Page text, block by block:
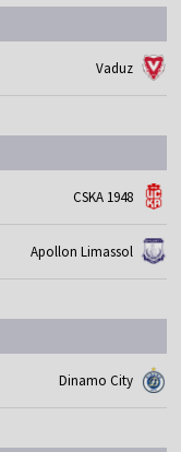
Vaduz
CSKA 1948
Apollon Limassol
Dinamo City